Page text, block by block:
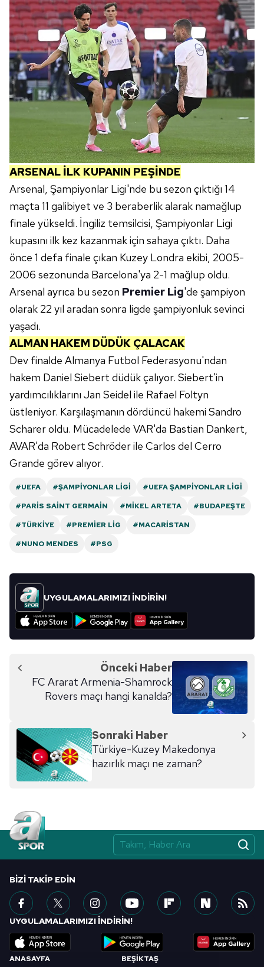
ARSENAL İLK KUPANIN PEŞİNDE
Arsenal, Şampiyonlar Ligi'nde bu sezon çıktığı 14
maçta 11 galibiyet ve 3 beraberlik alarak namağlup
finale yükseldi. İngiliz temsilcisi, Şampiyonlar Ligi
kupasını ilk kez kazanmak için sahaya çıktı. Daha
önce 1 defa finale çıkan Kuzey Londra ekibi, 2005-
2006 sezonunda Barcelona'ya 2-1 mağlup oldu.
Arsenal ayrıca bu sezon Premier Lig'de şampiyon
olarak 22 yıl aradan sonra ligde şampiyonluk sevinci
yaşadı.
ALMAN HAKEM DÜDÜK ÇALACAK
Dev finalde Almanya Futbol Federasyonu'ndan
hakem Daniel Siebert düdük çalıyor. Siebert'in
yardımcılıklarını Jan Seidel ile Rafael Foltyn
üstleniyor. Karşılaşmanın dördüncü hakemi Sandro
Scharer oldu. Mücadelede VAR'da Bastian Dankert,
AVAR'da Robert Schröder ile Carlos del Cerro
Grande görev alıyor.
#UEFA #ŞAMPIYONLAR LIGI
#UEFA ŞAMPIYONLAR LIGI
#PARIS SAINT GERMAIN
#MIKEL ARTETA
#BUDAPEŞTE
#TÜRKIYE
#PREMIER LIG
#MACARISTAN
#NUNO MENDES
#PSG
UYGULAMALARIMIZI İNDİRİN!
Önceki Haber
FC Ararat Armenia-Shamrock
Rovers maçı hangi kanalda?
Sonraki Haber
Türkiye-Kuzey Makedonya
hazırlık maçı ne zaman?
ANASAYFA BEŞİKTAŞ
BIZI TAKIP EDIN
UYGULAMALARIMIZI İNDİRİN!